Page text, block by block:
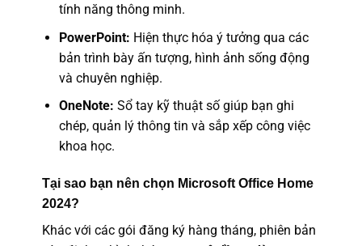
tính năng thông minh.
PowerPoint: Hiện thực hóa ý tưởng qua các
bản trình bày ấn tượng, hình ảnh sống động
và chuyên nghiệp.
OneNote: Sổ tay kỹ thuật số giúp bạn ghi
chép, quản lý thông tin và sắp xếp công việc
khoa học.
Tại sao bạn nên chọn Microsoft Office Home
2024?
Khác với các gói đăng ký hàng tháng, phiên bản